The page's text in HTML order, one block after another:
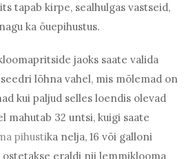
tapab kirpe, sealhulgas vastseid,
ka õuepihustus.
jaoks saate valida
lõhna vahel, mis mõlemad on
kui paljud selles loendis olevad
mahutab 32 untsi, kuigi saate
pihustika nelja, 16 või galloni
ostetakse eraldi nii lemmiklooma